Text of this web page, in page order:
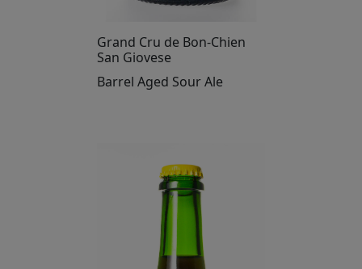
Grand Cru de Bon-Chien
San Giovese
Barrel Aged Sour Ale